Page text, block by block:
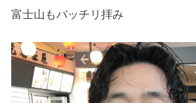
富士山もバッチリ拝み